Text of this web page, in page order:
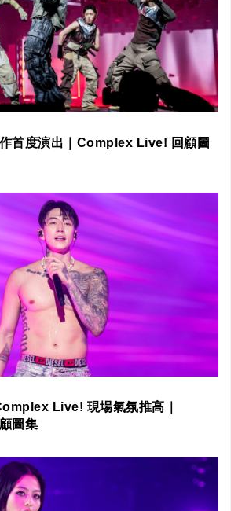
首度演出｜Complex Live! 回顧圖
Live! 現場氣氛推高｜
圖集